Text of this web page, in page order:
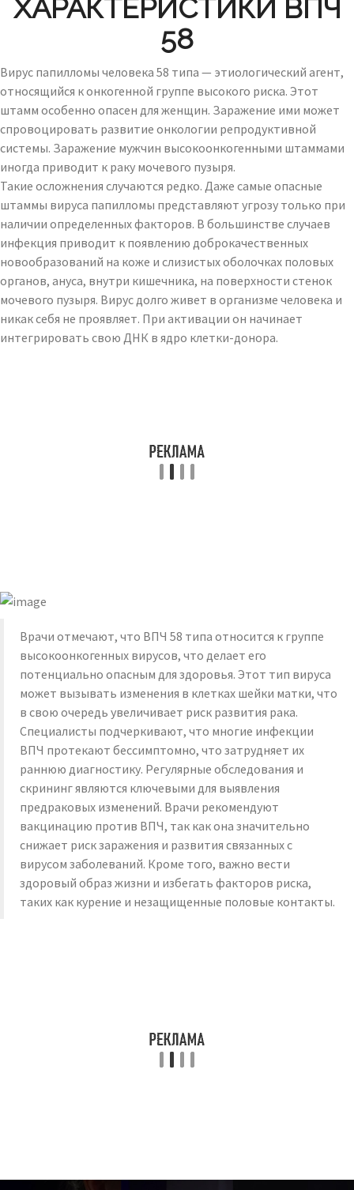
ХАРАКТЕРИСТИКИ ВПЧ
58
Вирус папилломы человека 58 типа — этиологический агент,
относящийся к онкогенной группе высокого риска. Этот
штамм особенно опасен для женщин. Заражение ими может
спровоцировать развитие онкологии репродуктивной
системы. Заражение мужчин высокоонкогенными штаммами
иногда приводит к раку мочевого пузыря.
Такие осложнения случаются редко. Даже самые опасные
штаммы вируса папилломы представляют угрозу только при
наличии определенных факторов. В большинстве случаев
инфекция приводит к появлению доброкачественных
новообразований на коже и слизистых оболочках половых
органов, ануса, внутри кишечника, на поверхности стенок
мочевого пузыря. Вирус долго живет в организме человека и
никак себя не проявляет. При активации он начинает
интегрировать свою ДНК в ядро ​​клетки-донора.
Врачи отмечают, что ВПЧ 58 типа относится к группе
высокоонкогенных вирусов, что делает его
потенциально опасным для здоровья. Этот тип вируса
может вызывать изменения в клетках шейки матки, что
в свою очередь увеличивает риск развития рака.
Специалисты подчеркивают, что многие инфекции
ВПЧ протекают бессимптомно, что затрудняет их
раннюю диагностику. Регулярные обследования и
скрининг являются ключевыми для выявления
предраковых изменений. Врачи рекомендуют
вакцинацию против ВПЧ, так как она значительно
снижает риск заражения и развития связанных с
вирусом заболеваний. Кроме того, важно вести
здоровый образ жизни и избегать факторов риска,
таких как курение и незащищенные половые контакты.